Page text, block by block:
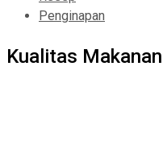
Penginapan
Kualitas Makanan